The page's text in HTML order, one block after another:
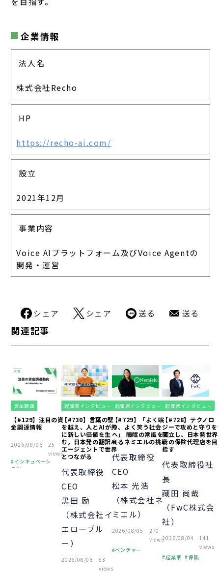
企業情報
法人名
株式会社Recho
HP
https://recho-ai.com/
設立
2021年12月
事業内容
Voice AIプラットフォーム及びVoice Agentの
開発・運営
シェア シェア 送る 送る
関連記事
資金調達
【#129】注目の資
金調達情報
2026/08/06
25
views
インキュベーシ
ョン
起業家インタビュー
【#730】言葉の壁
を越え、人とAIが共
に新しい価値を生
む。日本発の翻訳AI
エージェントで世界
とつながる
代表取締役
CEO
黒田 励
（株式会社イ
エローブル
ー）
2026/08/06
83
views
起業家インタビュー
【#729】「よく眠
り、よく笑う社会
へ」 睡眠の常識を変
えるネミエルの挑戦
代表取締役
CEO
松本 光浩
（株式会社ネ
ミエル）
2026/08/05
270
views
ベンチャー
起業家インタビュー
【#728】テクノロ
ジーで攻めと守りを
両立し、日本発世界
一の保険代理店を目
指す
代表取締役社
長
藏田 尚哉
（FwC株式会
社）
2026/08/04
141
views
起業家
保険